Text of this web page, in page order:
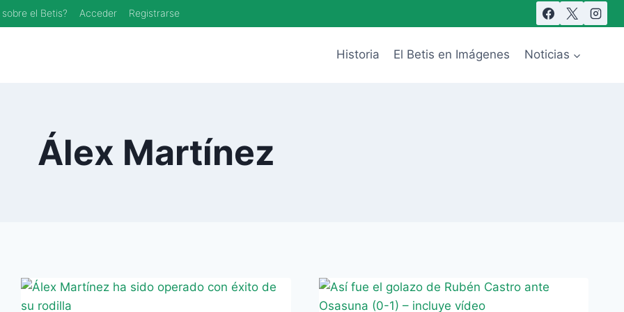
el Betis? Acceder Registrarse
Historia El Betis en Imágenes Noticias
Álex Martínez